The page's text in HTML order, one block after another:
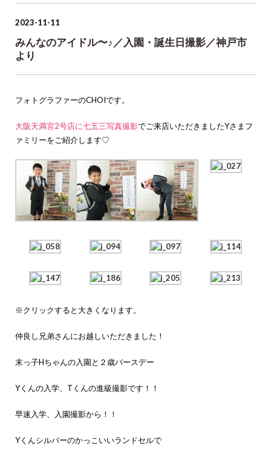
2023-11-11
みんなのアイドル〜♪／入園・誕生日撮影／神戸市
より
フォトグラファーのCHOIです。
大阪天満宮2号店に七五三写真撮影でご来店いただきましたYさまフ
ァミリーをご紹介します♡
※クリックすると大きくなります。
仲良し兄弟さんにお越しいただきました！
末っ子Hちゃんの入園と２歳バースデー
Yくんの入学、Tくんの進級撮影です！！
早速入学、入園撮影から！！
Yくんシルバーのかっこいいランドセルで